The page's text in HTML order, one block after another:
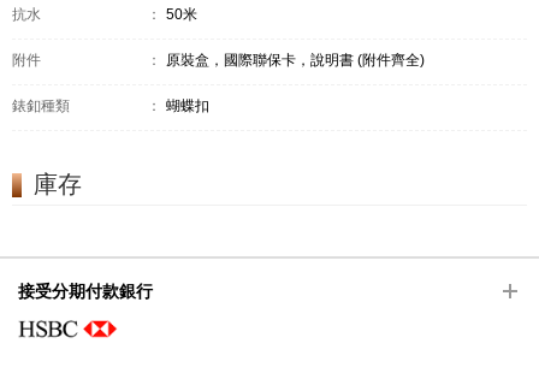
抗水 ： 50米
附件 ： 原裝盒，國際聯保卡，說明書 (附件齊全)
錶釦種類 ： 蝴蝶扣
庫存
接受分期付款銀行